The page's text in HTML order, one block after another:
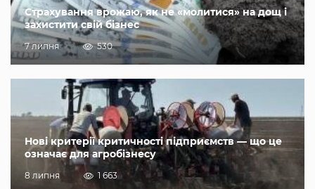
Страхування врожаю, як не «молитися» на дощ і
захистити свій бізнес
7 липня 530
Нові критерії критичності підприємств — що це
означає для агробізнесу
8 липня 1 663